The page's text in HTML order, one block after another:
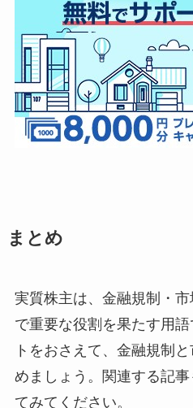
まとめ
実質株主は、金融規制・
で重要な役割を果たす用
トをおさえて、金融規制
めましょう。関連する記
てみてください。